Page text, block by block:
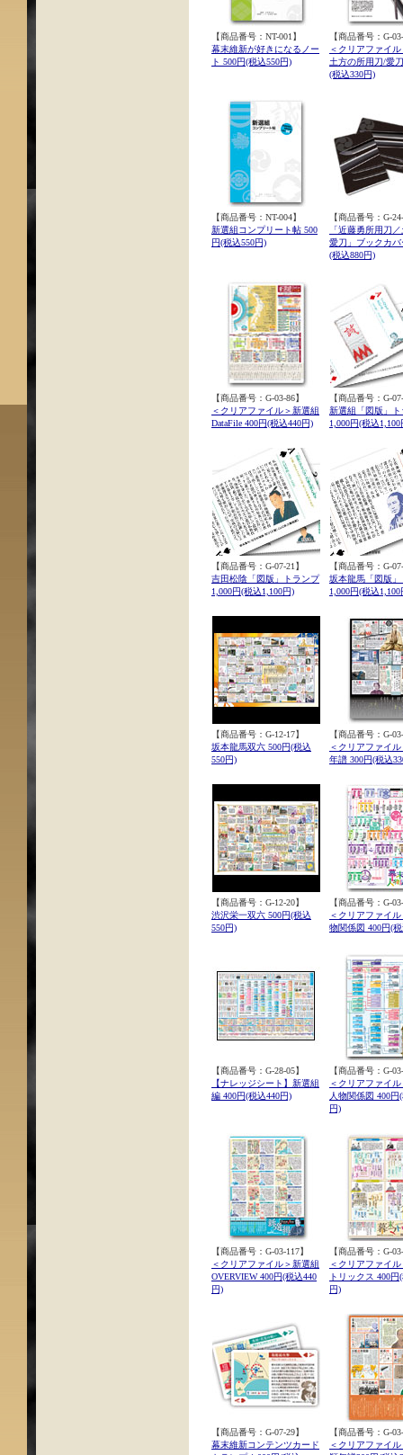
【商品番号：NT-001】
幕末維新が好きになるノー
ト 500円(税込550円)
【商品番号：G-
＜クリアファイ
土方の所用刀/愛
(税込330円)
【商品番号：NT-004】
新選組コンプリート帖 500
円(税込550円)
【商品番号：G-
「近藤勇所用刀
愛刀」ブックカバ
(税込880円)
【商品番号：G-03-86】
＜クリアファイル＞新選組
DataFile 400円(税込440円)
【商品番号：G-
新選組「図版」ト
1,000円(税込1,100
【商品番号：G-07-21】
吉田松陰「図版」トランプ
1,000円(税込1,100円)
【商品番号：G-
坂本龍馬「図版
1,000円(税込1,100
【商品番号：G-12-17】
坂本龍馬双六 500円(税込
550円)
【商品番号：G-
＜クリアファイ
年譜 300円(税込
【商品番号：G-12-20】
渋沢栄一双六 500円(税込
550円)
【商品番号：G-
＜クリアファイ
物関係図 400円(
【商品番号：G-28-05】
【ナレッジシート】新選組
編 400円(税込440円)
【商品番号：G-
＜クリアファイ
人物関係図 400円
円)
【商品番号：G-03-117】
＜クリアファイル＞新選組
OVERVIEW 400円(税込440
円)
【商品番号：G-
＜クリアファイ
トリックス 400円
円)
【商品番号：G-07-29】
幕末維新コンテンツカード
【商品番号：G-
＜クリアファイ